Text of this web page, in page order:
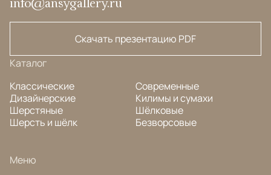
Скачать презентацию PDF
Каталог
Классические
Дизайнерские
Шерстяные
Шерсть и шёлк
Современные
Килимы и сумахи
Шёлковые
Безворсовые
Меню